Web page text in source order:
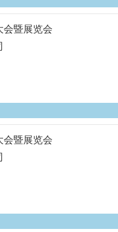
会暨展览会
会暨展览会